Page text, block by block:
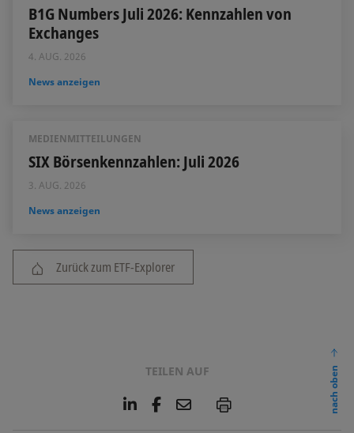
B1G Numbers Juli 2026: Kennzahlen von
Exchanges
4. AUG. 2026
News anzeigen
MEDIENMITTEILUNGEN
SIX Börsenkennzahlen: Juli 2026
3. AUG. 2026
News anzeigen
Zurück zum ETF-Explorer
TEILEN AUF
L
F
E
P
nach oben